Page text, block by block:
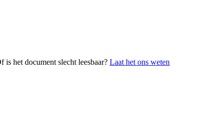
het document slecht leesbaar? Laat het ons weten